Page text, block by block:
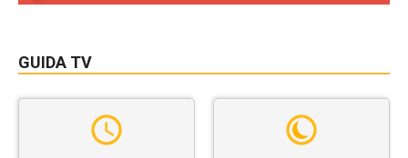
GUIDA TV